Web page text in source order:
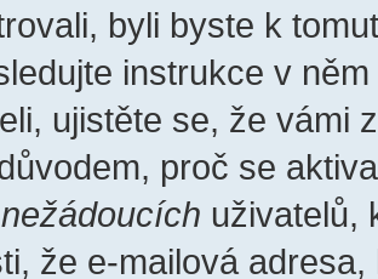
byli byste k
instrukce v
ujistěte se, že vámi
proč se
nežádoucích uživatelů,
že e-mailová